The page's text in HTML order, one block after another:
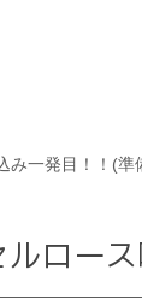
み一発目！！(準
ロー